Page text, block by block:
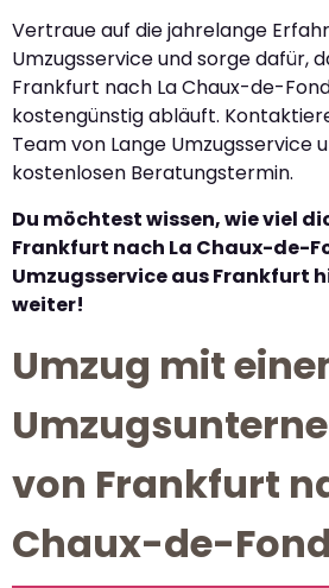
Vertraue auf die jahrelange
Umzugsservice und sorge dafür,
Frankfurt nach La Chaux-de-
kostengünstig abläuft.
Team von Lange Umzugsservice
kostenlosen Beratungstermin.
Du möchtest wissen, wie viel
Frankfurt nach La Chaux-de-
Umzugsservice aus Frankfurt
weiter!
Umzug mit
von Frankfurt
Chaux-de-